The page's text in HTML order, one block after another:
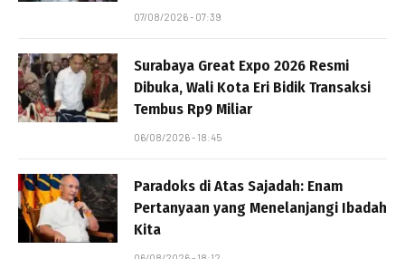
07/08/2026 - 07:39
Surabaya Great Expo 2026 Resmi
Dibuka, Wali Kota Eri Bidik Transaksi
Tembus Rp9 Miliar
06/08/2026 - 18:45
Paradoks di Atas Sajadah: Enam
Pertanyaan yang Menelanjangi Ibadah
Kita